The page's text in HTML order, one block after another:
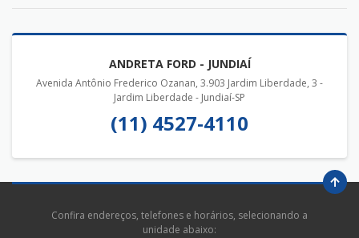
ANDRETA FORD - JUNDIAÍ
Avenida Antônio Frederico Ozanan, 3.903 Jardim Liberdade, 3 -
Jardim Liberdade - Jundiaí-SP
(11) 4527-4110
Confira endereços, telefones e horários, selecionando a
unidade abaixo: